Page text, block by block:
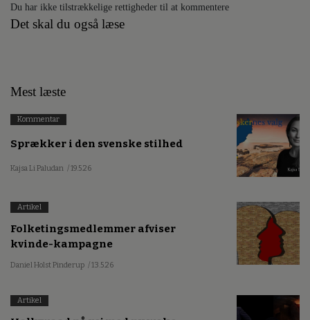
Du har ikke tilstrækkelige rettigheder til at kommentere
Det skal du også læse
Mest læste
Kommentar
Sprækker i den svenske stilhed
Kajsa Li Paludan / 19.5.26
Artikel
Folketingsmedlemmer afviser
kvinde-kampagne
Daniel Holst Pinderup / 13.5.26
Artikel